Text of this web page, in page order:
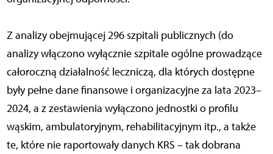
Z analizy obejmującej 296 szpitali publicznych (do
analizy włączono wyłącznie szpitale ogólne prowadzące
całoroczną działalność leczniczą, dla których dostępne
były pełne dane finansowe i organizacyjne za lata 2023–
2024, a z zestawienia wyłączono jednostki o profilu
wąskim, ambulatoryjnym, rehabilitacyjnym itp., a także
te, które nie raportowały danych KRS – tak dobrana